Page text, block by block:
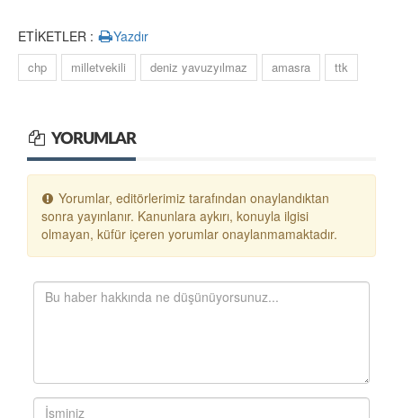
ETİKETLER : Yazdır
chp milletvekili deniz yavuzyılmaz amasra ttk
YORUMLAR
Yorumlar, editörlerimiz tarafından onaylandıktan
sonra yayınlanır. Kanunlara aykırı, konuyla ilgisi
olmayan, küfür içeren yorumlar onaylanmamaktadır.